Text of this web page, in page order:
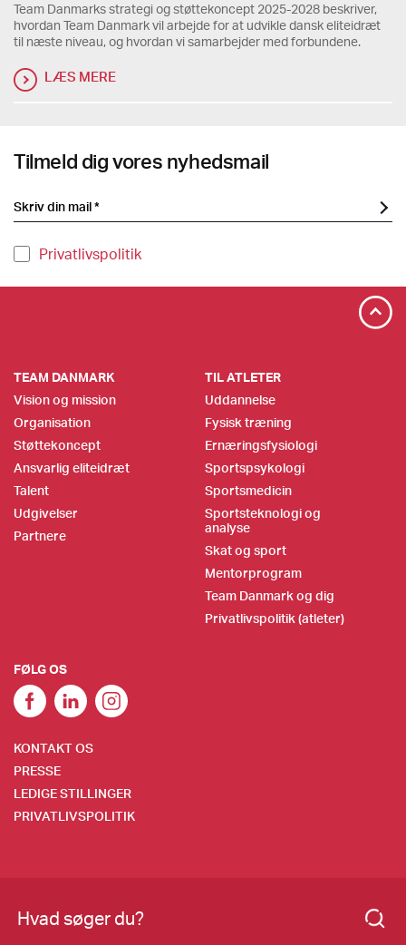
Team Danmarks strategi og støttekoncept 2025-2028 beskriver,
hvordan Team Danmark vil arbejde for at udvikle dansk eliteidræt
til næste niveau, og hvordan vi samarbejder med forbundene.
LÆS MERE
Tilmeld dig vores nyhedsmail
Privatlivspolitik
TEAM DANMARK
Vision og mission
Organisation
Støttekoncept
Ansvarlig eliteidræt
Talent
Udgivelser
Partnere
TIL ATLETER
Uddannelse
Fysisk træning
Ernæringsfysiologi
Sportspsykologi
Sportsmedicin
Sportsteknologi og
analyse
Skat og sport
Mentorprogram
Team Danmark og dig
Privatlivspolitik (atleter)
FØLG OS
KONTAKT OS
PRESSE
LEDIGE STILLINGER
PRIVATLIVSPOLITIK